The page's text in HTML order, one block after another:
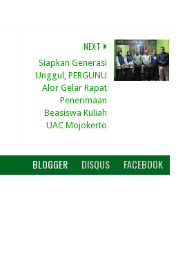
NEXT
Siapkan Generasi
Unggul, PERGUNU
Alor Gelar Rapat
Penerimaan
Beasiswa Kuliah
UAC Mojokerto
BLOGGER DISQUS FACEBOOK